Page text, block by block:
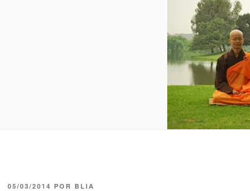
05/03/2014 POR BLIA